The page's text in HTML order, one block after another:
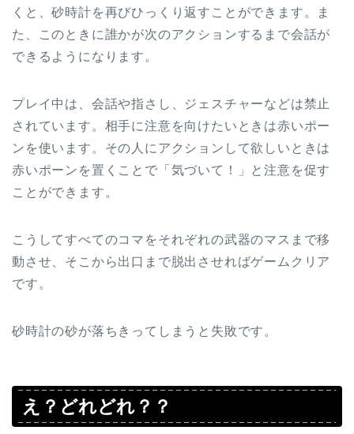
くと、砂時計を再びひっくり返すことができます。ま
た、このときに誰かが次のアクションするまで会話が
できるようになります。
プレイ中は、会話や指さし、ジェスチャーなどは禁止
されています。相手に注意を向けたいときは赤いポー
ンを使います。その人にアクションして欲しいときは
赤いポーンを置くことで「気づいて！」と注意を促す
ことができます。
こうしてすべてのコマをそれぞれの武器のマスまで移
動させ、そこから出口まで脱出させればゲームクリア
です。
砂時計の砂が落ちきってしまうと失敗です。
え？どれどれ？？